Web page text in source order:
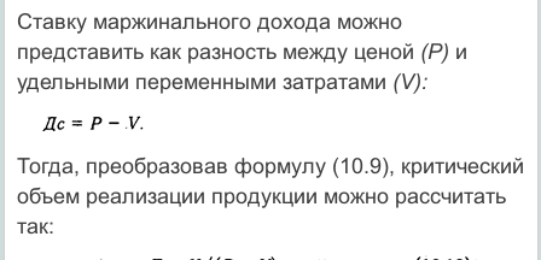
Ставку маржинального дохода можно
представить как разность между ценой (Р) и
удельными переменными затратами (V):
Тогда, преобразовав формулу (10.9), критический
объем реализации продукции можно рассчитать
так: